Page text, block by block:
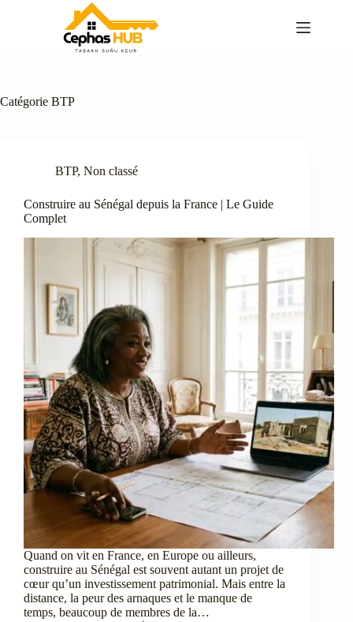
Catégorie BTP
BTP, Non classé
Construire au Sénégal depuis la France | Le Guide
Complet
Quand on vit en France, en Europe ou ailleurs,
construire au Sénégal est souvent autant un projet de
cœur qu’un investissement patrimonial. Mais entre la
distance, la peur des arnaques et le manque de
temps, beaucoup de membres de la…